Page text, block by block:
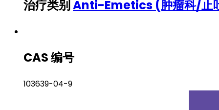
治疗类别Anti-Emetics (肿瘤科/止
CAS 编号
103639-04-9